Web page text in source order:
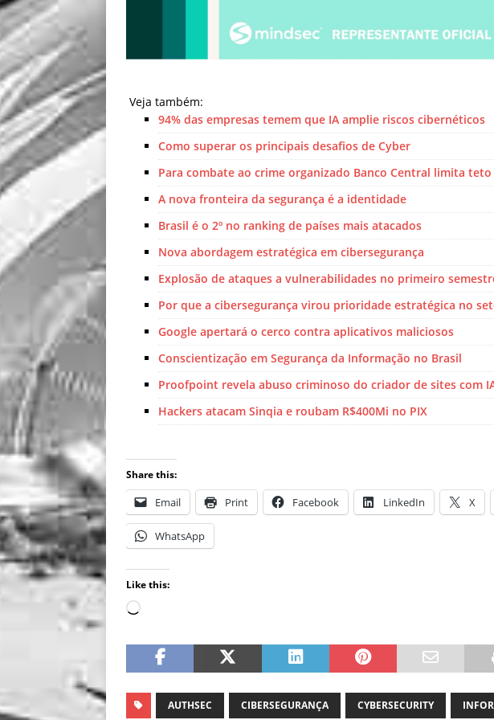
Veja também:
94% das empresas temem que IA amplie riscos cibernéticos
Como superar os principais desafios de Cyber
Para combate ao crime organizado Banco Central limita teto
A nova fronteira da segurança é a identidade
Brasil é o 2º no ranking de países mais atacados
Nova abordagem estratégica em cibersegurança
Explosão de ataques a vulnerabilidades no primeiro
Por que a cibersegurança virou prioridade estratégica no
Google apertará o cerco contra aplicativos maliciosos
Conscientização em Segurança da Informação no Brasil
Proofpoint revela abuso criminoso do criador de sites com
Hackers atacam Sinqia e roubam R$400Mi no PIX
Share this:
Email Print Facebook LinkedIn X
WhatsApp
Like this:
AUTHSEC CIBERSEGURANÇA CYBERSECURITY